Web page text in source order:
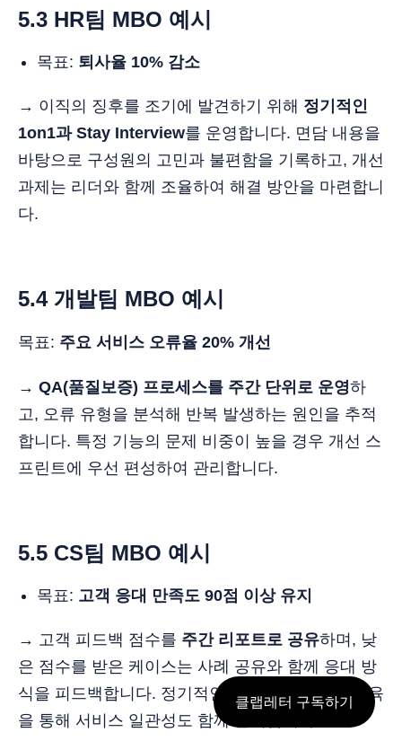
5.3 HR팀 MBO 예시
목표: 퇴사율 10% 감소
→ 이직의 징후를 조기에 발견하기 위해 정기적인
1on1과 Stay Interview를 운영합니다. 면담 내용을
바탕으로 구성원의 고민과 불편함을 기록하고, 개선
과제는 리더와 함께 조율하여 해결 방안을 마련합니
다.
5.4 개발팀 MBO 예시
목표: 주요 서비스 오류율 20% 개선
→ QA(품질보증) 프로세스를 주간 단위로 운영하
고, 오류 유형을 분석해 반복 발생하는 원인을 추적
합니다. 특정 기능의 문제 비중이 높을 경우 개선 스
프린트에 우선 편성하여 관리합니다.
5.5 CS팀 MBO 예시
목표: 고객 응대 만족도 90점 이상 유지
→ 고객 피드백 점수를 주간 리포트로 공유하며, 낮
은 점수를 받은 케이스는 사례 공유와 함께 응대 방
식을 피드백합니다. 정기적인 스크립트 리뷰와 교육
을 통해 서비스 일관성도 함께 관리합니다.
클랩레터 구독하기